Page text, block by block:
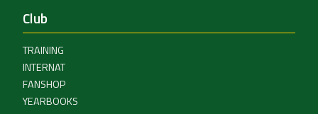
Club
TRAINING
INTERNAT
FANSHOP
YEARBOOKS